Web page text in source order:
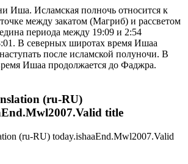
Иша. Исламская полночь относится к
между закатом (Магриб) и рассветом
периода между 19:09 и 2:54
В северных широтах время Ишаа
после исламской полуночи. В
Ишаа продолжается до Фаджра.
(ru-RU)
title
(ru-RU) today.ishaaEnd.Mwl2007.Valid